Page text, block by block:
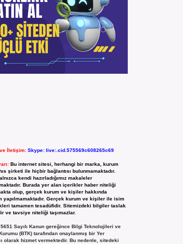
İletişim: Skype: live:.cid.575569c608265c69
Bu internet sitesi, herhangi bir marka, kurum
şirketi ile hiçbir bağlantısı bulunmamaktadır.
kendi hazırladığımız makaleler
Burada yer alan içerikler haber niteliği
olup, gerçek kurum ve kişiler hakkında
yapılmamaktadır. Gerçek kurum ve kişiler ile isim
tamamen tesadüfidir. Sitemizdeki bilgiler taslak
ve tavsiye niteliği taşımazlar.
Sayılı Kanun gereğince Bilgi Teknolojileri ve
(BTK) tarafından onaylanmış bir Yer
olarak hizmet vermektedir. Bu nedenle, sitedeki